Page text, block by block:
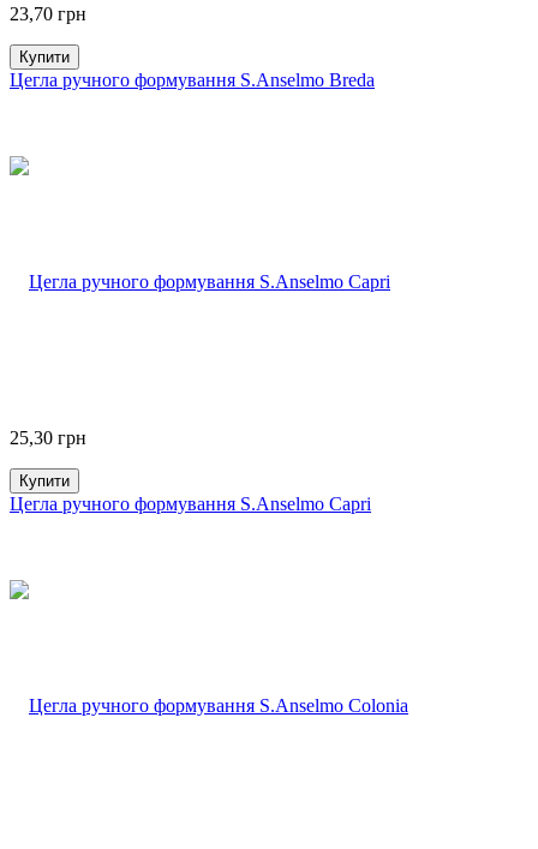
23,70 грн
Купити
Цегла ручного формування S.Anselmo Breda
25,30 грн
Купити
Цегла ручного формування S.Anselmo Capri